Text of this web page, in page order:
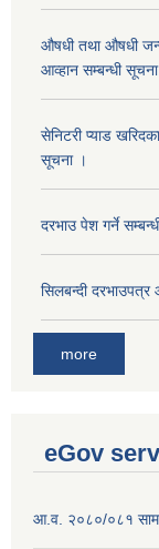
औषधी तथा औषधी जन्य
आव्हान सम्बन्धी सूचना
सेनिटरी प्याड
सूचना ।
दरभाउ पेश गर्ने
सिलबन्दी दरभाउपत्र
more
eGov
आ.व. २०८०/०८१